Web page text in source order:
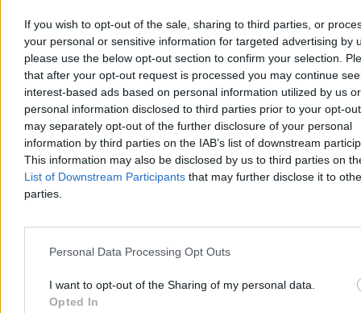
If you wish to opt-out of the sale, sharing to third parties, or
your personal or sensitive information for targeted advertising by
please use the below opt-out section to confirm your selection.
that after your opt-out request is processed you may continue
interest-based ads based on personal information utilized by us or
personal information disclosed to third parties prior to your opt-
may separately opt-out of the further disclosure of your personal
information by third parties on the IAB’s list of downstream
This information may also be disclosed by us to third parties on
List of Downstream Participants that may further disclose it to
parties.
Personal Data Processing Opt Outs
I want to opt-out of the Sharing of my personal data.
Opted In
Aleksandra Cieślik
Wczoraj 19:08
2 min
Reklama
Reklama
Świat